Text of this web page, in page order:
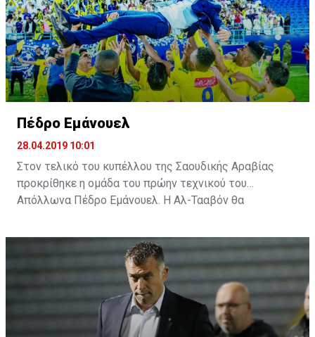
Πέδρο Εμάνουελ
28.04.2019 10:01
Στον τελικό του κυπέλλου της Σαουδικής Αραβίας
προκρίθηκε η ομάδα του πρώην τεχνικού του
Απόλλωνα Πέδρο Εμάνουελ. Η Αλ-Τααβόν θα
Πρίγιοβιτς.